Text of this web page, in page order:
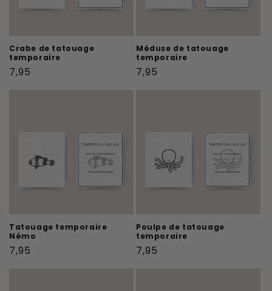
Crabe de tatouage
temporaire
Prix
7,95
Méduse de tatouage
temporaire
Prix
7,95
Tatouage temporaire
Némo
Prix
7,95
Poulpe de tatouage
temporaire
Prix
7,95